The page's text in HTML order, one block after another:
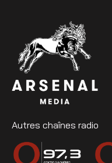
Autres chaînes radio